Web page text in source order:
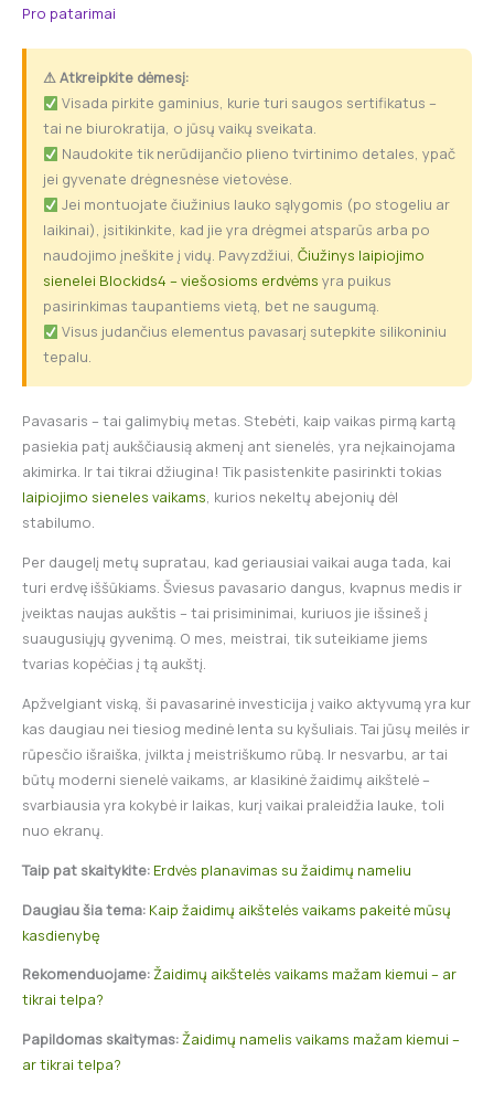
Pro patarimai
⚠ Atkreipkite dėmesį:
Visada pirkite gaminius, kurie turi saugos sertifikatus –
tai ne biurokratija, o jūsų vaikų sveikata.
Naudokite tik nerūdijančio plieno tvirtinimo detales, ypač
jei gyvenate drėgnesnėse vietovėse.
Jei montuojate čiužinius lauko sąlygomis (po stogeliu ar
laikinai), įsitikinkite, kad jie yra drėgmei atsparūs arba po
naudojimo įneškite į vidų. Pavyzdžiui, Čiužinys laipiojimo
sienelei Blockids4 – viešosioms erdvėms yra puikus
pasirinkimas taupantiems vietą, bet ne saugumą.
Visus judančius elementus pavasarį sutepkite silikoniniu
tepalu.
Pavasaris – tai galimybių metas. Stebėti, kaip vaikas pirmą kartą
pasiekia patį aukščiausią akmenį ant sienelės, yra neįkainojama
akimirka. Ir tai tikrai džiugina! Tik pasistenkite pasirinkti tokias
laipiojimo sieneles vaikams, kurios nekeltų abejonių dėl
stabilumo.
Per daugelį metų supratau, kad geriausiai vaikai auga tada, kai
turi erdvę iššūkiams. Šviesus pavasario dangus, kvapnus medis ir
įveiktas naujas aukštis – tai prisiminimai, kuriuos jie išsineš į
suaugusiųjų gyvenimą. O mes, meistrai, tik suteikiame jiems
tvarias kopėčias į tą aukštį.
Apžvelgiant viską, ši pavasarinė investicija į vaiko aktyvumą yra kur
kas daugiau nei tiesiog medinė lenta su kyšuliais. Tai jūsų meilės ir
rūpesčio išraiška, įvilkta į meistriškumo rūbą. Ir nesvarbu, ar tai
būtų moderni sienelė vaikams, ar klasikinė žaidimų aikštelė –
svarbiausia yra kokybė ir laikas, kurį vaikai praleidžia lauke, toli
nuo ekranų.
Taip pat skaitykite: Erdvės planavimas su žaidimų nameliu
Daugiau šia tema: Kaip žaidimų aikštelės vaikams pakeitė mūsų
kasdienybę
Rekomenduojame:Žaidimų aikštelės vaikams mažam kiemui – ar
tikrai telpa?
Papildomas skaitymas:Žaidimų namelis vaikams mažam kiemui –
ar tikrai telpa?